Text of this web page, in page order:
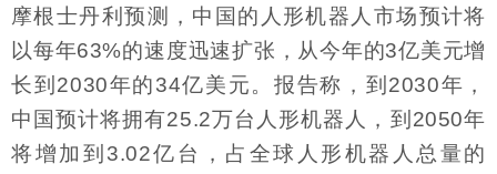
摩根士丹利预测，中国的人形机器人市场预计将
以每年63%的速度迅速扩张，从今年的3亿美元增
长到2030年的34亿美元。报告称，到2030年，
中国预计将拥有25.2万台人形机器人，到2050年
将增加到3.02亿台，占全球人形机器人总量的